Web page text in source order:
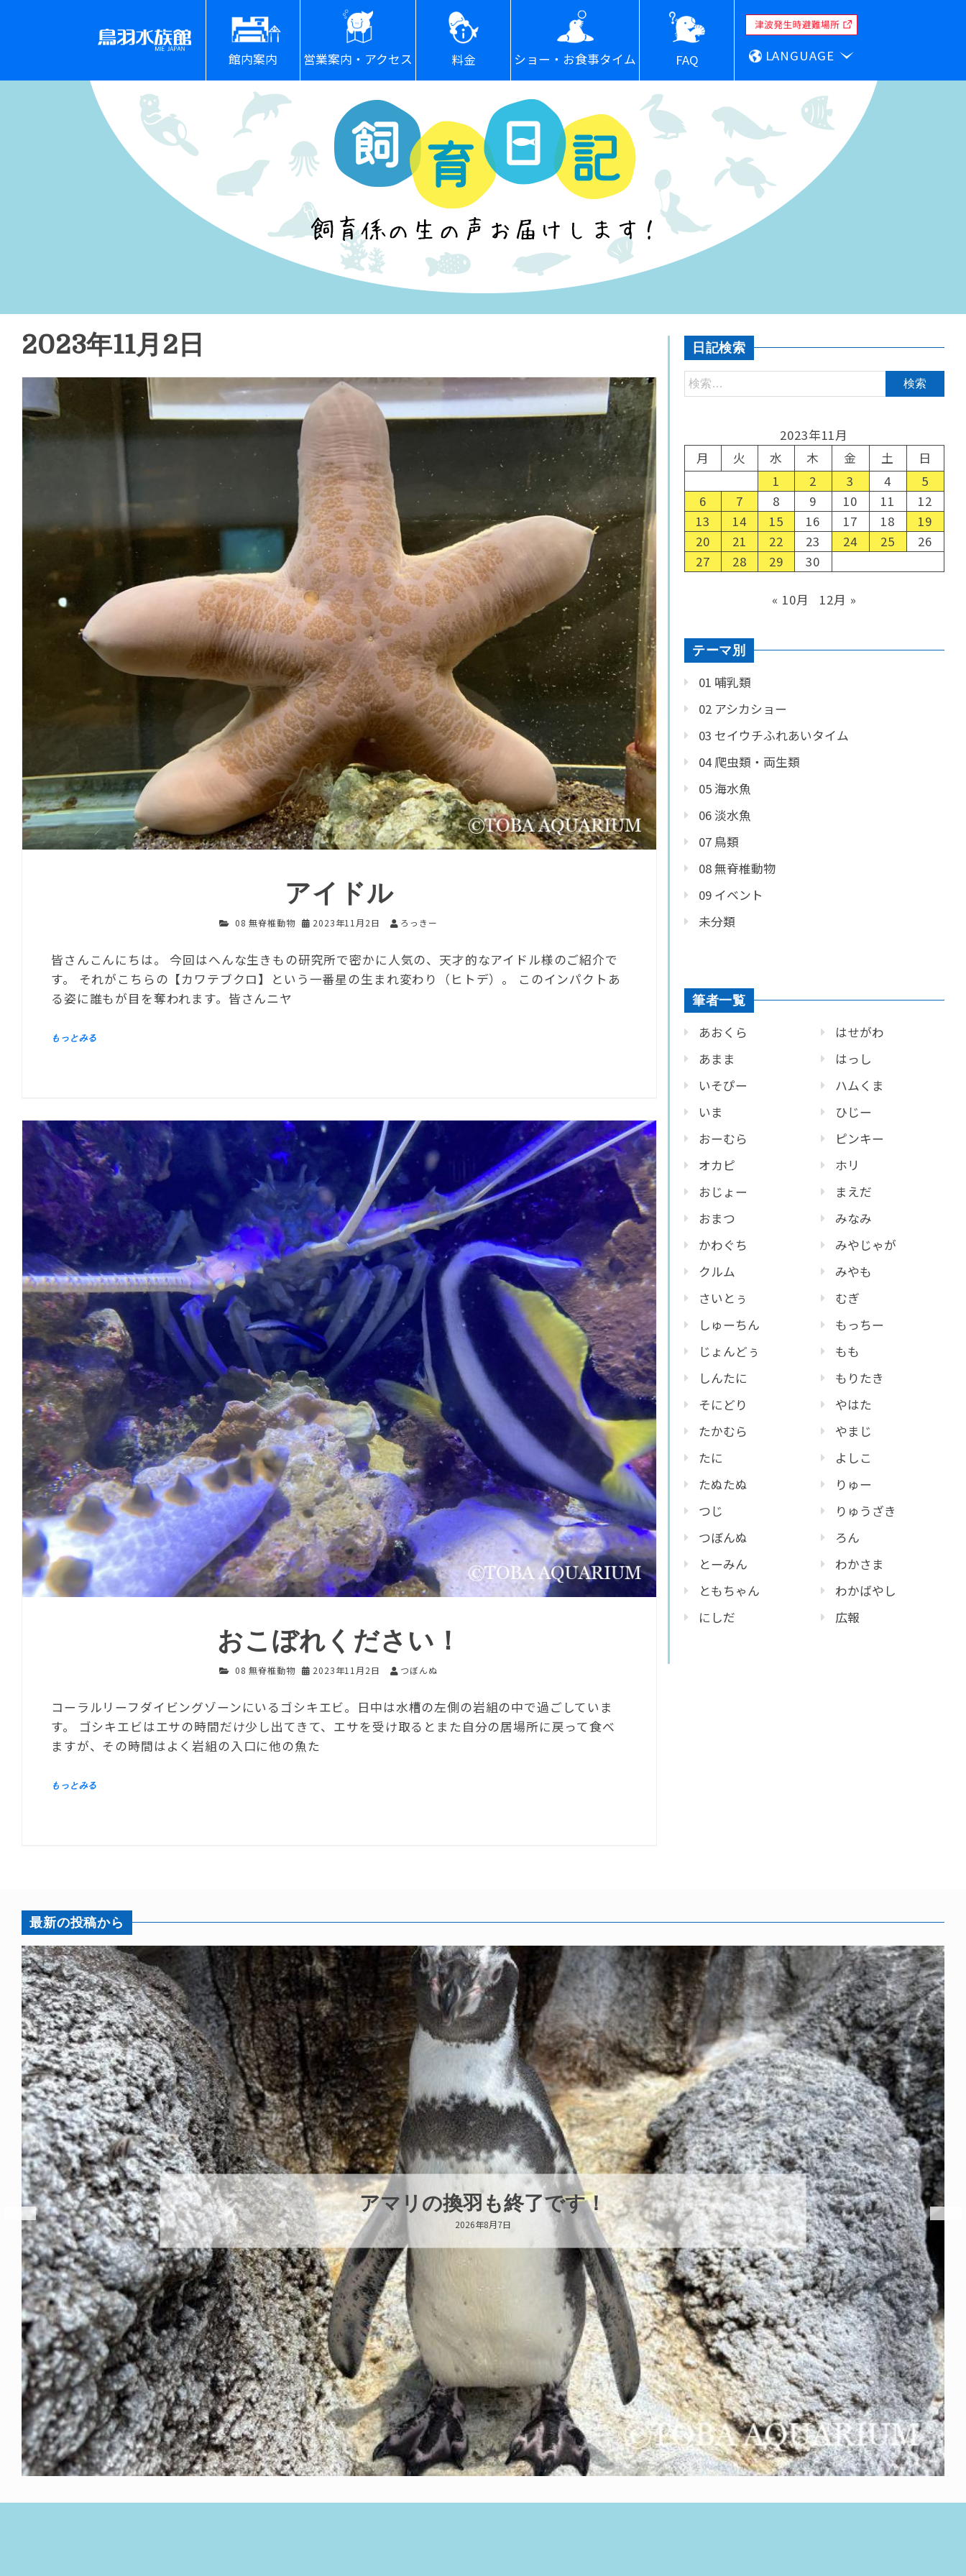
館内案内 営業案内・アクセス 料金 ショー・お食事タイム FAQ LANGUAGE
2023年11月2日
アイドル
08 無脊椎動物 2023年11月2日 ろっきー
皆さんこんにちは。 今回はへんな生きもの研究所で密かに人気の、天才的なアイドル様のご紹介で
す。 それがこちらの【カワテブクロ】という一番星の生まれ変わり（ヒトデ）。 このインパクトあ
る姿に誰もが目を奪われます。皆さんニヤ
おこぼれください！
08 無脊椎動物 2023年11月2日 つぼんぬ
コーラルリーフダイビングゾーンにいるゴシキエビ。日中は水槽の左側の岩組の中で過ごしていま
す。 ゴシキエビはエサの時間だけ少し出てきて、エサを受け取るとまた自分の居場所に戻って食べ
ますが、その時間はよく岩組の入口に他の魚た
日記検索
2023年11月
月
火 水 木 金 土
日
1
2 3 4
5
6
7 8 9 10 11
12
13
14 15 16 17 18
19
20
21 22 23 24 25
26
27
28 29 30
« 10月 12月 »
テーマ別
01 哺乳類
02 アシカショー
03 セイウチふれあいタイム
04 爬虫類・両生類
05 海水魚
06 淡水魚
07 鳥類
08 無脊椎動物
09 イベント
未分類
筆者一覧
あおくら
あまま
いそぴー
いま
おーむら
オカピ
おじょー
おまつ
かわぐち
クルム
さいとぅ
しゅーちん
じょんどぅ
しんたに
そにどり
たかむら
たに
たぬたぬ
つじ
つぼんぬ
とーみん
ともちゃん
にしだ
はせがわ
はっし
ハムくま
ひじー
ピンキー
ホリ
まえだ
みなみ
みやじゃが
みやも
むぎ
もっちー
もも
もりたき
やはた
やまじ
よしこ
りゅー
りゅうざき
ろん
わかさま
わかばやし
広報
最新の投稿から
トビウオ幼魚展示中！
2026年8月6日